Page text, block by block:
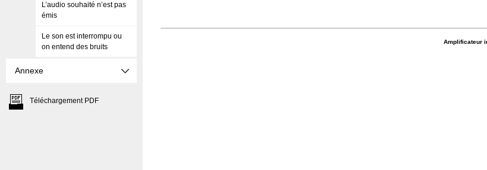
L’audio souhaité n’est pas
émis
Le son est interrompu ou
on entend des bruits
Annexe
Téléchargement PDF
Amplificateur